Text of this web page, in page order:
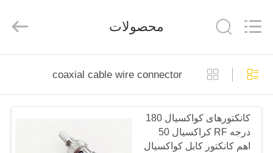
صفحه
اصلی
محصولات
Co.,
Ltd..
Reserved.
محصولات
coaxial cable wire connector
کانکتورهای کواکسیال 180
درجه RF کراکسیال 50
اهم کانکتور کابل کواکسیال